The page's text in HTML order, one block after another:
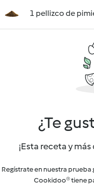
1 pellizco de
¿Te
¡Esta receta y
Regístrate en nuestra
Cookidoo® tiene